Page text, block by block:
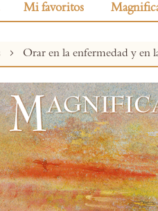
Mi favoritos
Orar en la enfermedad y en